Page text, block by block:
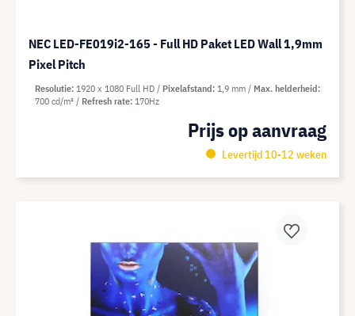
NEC LED-FE019i2-165 - Full HD Paket LED Wall 1,9mm
Pixel Pitch
Prijs op aanvraag
Levertijd 10-12 weken
Resolutie 1920 x 1080 Full HD Pixelafstand 1,9 mm
Max. helderheid
700 cd/m²
Refresh rate 170Hz